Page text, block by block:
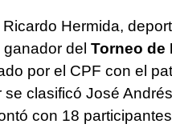
Hermida,
ganador del Torneo de
por el CPF con el
clasificó José
con 18